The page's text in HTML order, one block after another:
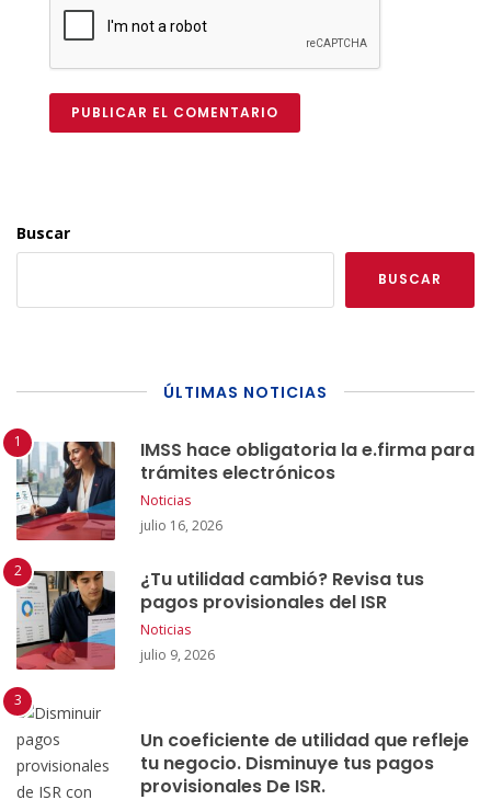
PUBLICAR EL COMENTARIO
Buscar
BUSCAR
ÚLTIMAS NOTICIAS
IMSS hace obligatoria la e.firma para
trámites electrónicos
Noticias
julio 16, 2026
¿Tu utilidad cambió? Revisa tus
pagos provisionales del ISR
Noticias
julio 9, 2026
Un coeficiente de utilidad que refleje
tu negocio. Disminuye tus pagos
provisionales De ISR.